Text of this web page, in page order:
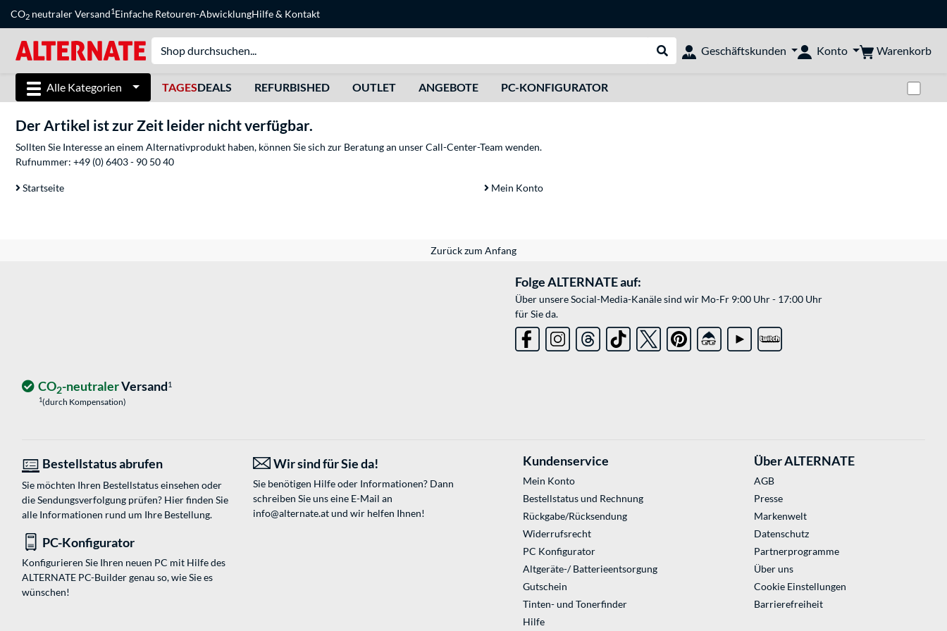
CO2 neutraler Versand1Einfache Retouren-AbwicklungHilfe& Kontakt
Suche durchführen
Geschäftskunden Konto Warenkorb
Alle Kategorien TAGESDEALS REFURBISHED OUTLET ANGEBOTE PC-KONFIGURATOR
Der Artikel ist zur Zeit leider nicht verfügbar.
Sollten Sie Interesse an einem Alternativprodukt haben, können Sie sich zur Beratung an unser Call-Center-Team wenden.
Rufnummer: +49 (0) 6403 - 90 50 40
Startseite Mein Konto
Zurück zum Anfang
Folge ALTERNATE auf:
Über unsere Social-Media-Kanäle sind wir Mo-Fr 9:00 Uhr - 17:00 Uhr
für Sie da.
CO2-neutralerVersand1
1(durch Kompensation)
Bestellstatus abrufen
Sie möchten Ihren Bestellstatus einsehen oder
die Sendungsverfolgung prüfen? Hier finden Sie
alle Informationen rund um Ihre Bestellung.
Wir sind für Sie da!
Sie benötigen Hilfe oder Informationen? Dann
schreiben Sie uns eine E-Mail an
info@alternate.atund wir helfen Ihnen!
PC-Konfigurator
Konfigurieren Sie Ihren neuen PC mit Hilfe des
ALTERNATE PC-Builder genau so, wie Sie es
wünschen!
Kundenservice
Mein Konto
Bestellstatus und Rechnung
Rückgabe/Rücksendung
Widerrufsrecht
PC Konfigurator
Altgeräte-/ Batterieentsorgung
Gutschein
Tinten- und Tonerfinder
Hilfe
Über ALTERNATE
AGB
Presse
Markenwelt
Datenschutz
Partnerprogramme
Über uns
Cookie Einstellungen
Barrierefreiheit